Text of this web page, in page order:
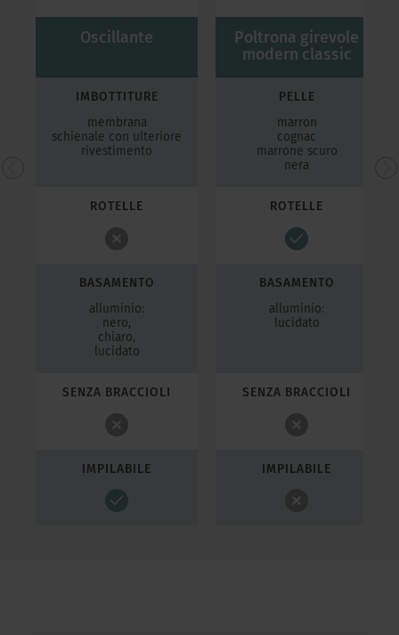
Oscillante
Poltrona girevole
modern classic
IMBOTTITURE
membrana
schienale con ulteriore
rivestimento
PELLE
marron
cognac
marrone scuro
nera
ROTELLE ROTELLE
BASAMENTO
alluminio:
nero,
chiaro,
lucidato
BASAMENTO
alluminio:
lucidato
SENZA BRACCIOLI SENZA BRACCIOLI
IMPILABILE IMPILABILE